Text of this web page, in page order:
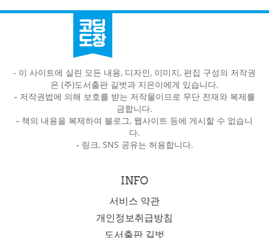
- 이 사이트에 실린 모든 내용, 디자인, 이미지, 편집 구성의 저작권
은 (주)도서출판 길벗과 지은이에게 있습니다.
- 저작권법에 의해 보호를 받는 저작물이므로 무단 전재와 복제를
금합니다.
- 책의 내용을 복제하여 블로그, 웹사이트 등에 게시할 수 없습니
다.
- 링크, SNS 공유는 허용합니다.
INFO
서비스 약관
개인정보취급방침
도서출판 길벗